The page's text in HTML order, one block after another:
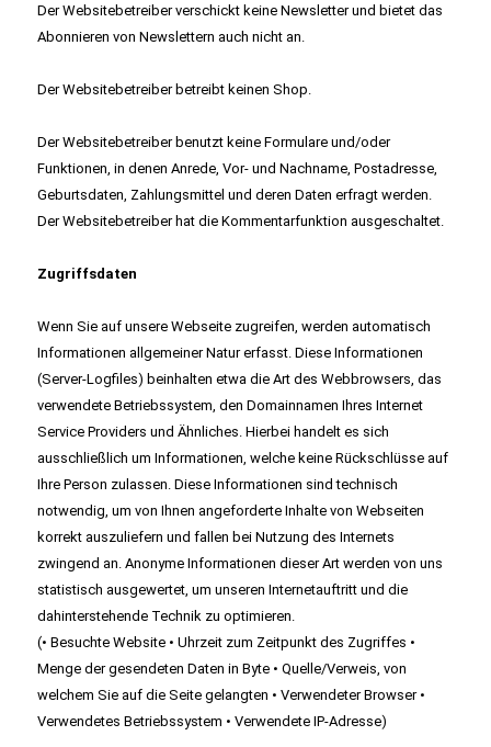
Der Websitebetreiber verschickt keine Newsletter und bietet das
Abonnieren von Newslettern auch nicht an.
Der Websitebetreiber betreibt keinen Shop.
Der Websitebetreiber benutzt keine Formulare und/oder
Funktionen, in denen Anrede, Vor- und Nachname, Postadresse,
Geburtsdaten, Zahlungsmittel und deren Daten erfragt werden.
Der Websitebetreiber hat die Kommentarfunktion ausgeschaltet.
Zugriffsdaten
Wenn Sie auf unsere Webseite zugreifen, werden automatisch
Informationen allgemeiner Natur erfasst. Diese Informationen
(Server-Logfiles) beinhalten etwa die Art des Webbrowsers, das
verwendete Betriebssystem, den Domainnamen Ihres Internet
Service Providers und Ähnliches. Hierbei handelt es sich
ausschließlich um Informationen, welche keine Rückschlüsse auf
Ihre Person zulassen. Diese Informationen sind technisch
notwendig, um von Ihnen angeforderte Inhalte von Webseiten
korrekt auszuliefern und fallen bei Nutzung des Internets
zwingend an. Anonyme Informationen dieser Art werden von uns
statistisch ausgewertet, um unseren Internetauftritt und die
dahinterstehende Technik zu optimieren.
(• Besuchte Website • Uhrzeit zum Zeitpunkt des Zugriffes •
Menge der gesendeten Daten in Byte • Quelle/Verweis, von
welchem Sie auf die Seite gelangten • Verwendeter Browser •
Verwendetes Betriebssystem • Verwendete IP-Adresse)